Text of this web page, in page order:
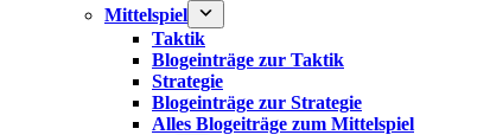
Mittelspiel
Taktik
Blogeinträge zur Taktik
Strategie
Blogeinträge zur Strategie
Alles Blogeiträge zum Mittelspiel